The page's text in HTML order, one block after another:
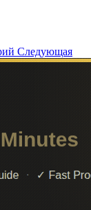
Следующая